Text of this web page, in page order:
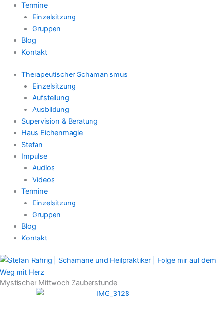
Termine
Einzelsitzung
Gruppen
Blog
Kontakt
Therapeutischer Schamanismus
Einzelsitzung
Aufstellung
Ausbildung
Supervision & Beratung
Haus Eichenmagie
Stefan
Impulse
Audios
Videos
Termine
Einzelsitzung
Gruppen
Blog
Kontakt
Mystischer Mittwoch Zauberstunde